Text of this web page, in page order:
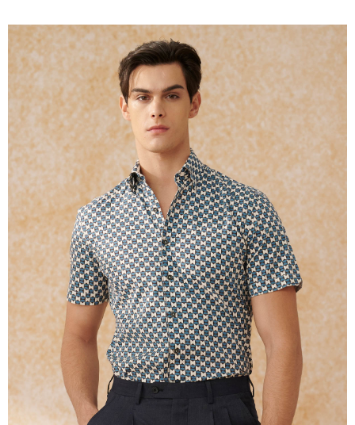
dihantar ke alamat yang ditetapkan.
4. Setelah pesanan disahkan, anda akan menerima SMS pembayaran
manakala ahli aplikasi akan menerima pemberitahuan tolak aplikasi
AFTEE.
5. Tiada bayaran diperlukan apabila anda menerima produk. Sila buat
pembayaran di empat kedai serbaneka utama, ATM atau perbankan
dalam talian dengan SMS pembayaran atau pemberitahuan tolak aplikasi
Sila ambil perhatian bahawa tempoh pembayaran adalah 14 hari. Walau
bagaimanapun, bagi mereka yang telah memuat turun Aplikasi AFTEE
dan mendaftar sebagai ahli AFTEE boleh menikmati tempoh pembayaran
sehingga 45 hari.
Tempoh pembayaran dikira dari masa kedai meminta pembayaran anda,
ditambah dengan bilangan hari yang boleh dilanjutkan oleh AFTEE. Anda
boleh melanjutkan tempoh pembayaran anda sebelum anda menerima
pesanan. Walau bagaimanapun, tiada jaminan bahawa anda boleh
menerima pesanan anda semasa tempoh pembayaran (cth.: produk
prapesanan atau produk yang mungkin mengambil masa yang lebih
lama untuk dihantar). Oleh itu, anda dikehendaki membuat pembayaran
kepada AFTEE dalam tempoh sama ada anda menerima pesanan.
Kedua, Sekatan Pembayaran
1. Jumlah yang diperakui untuk pengguna kali pertama boleh sehingga
NT$10,000. Amaun diperakui sebenar yang diluluskan akan berdasarkan
keputusan pensijilan dan semakan oleh AFTEE.
2. Amaun perbelanjaan minimum mestilah lebih besar daripada NT$20.
新竹物流宅配
NT$120/pesanan | Penghantaran percuma untuk pesanan
NT$3,000 atau lebih
新竹物流離島宅配
NT$350/pesanan | Penghantaran percuma untuk pesanan
NT$3,500 atau lebih
LINEX 宇迅國際 Kadar Penghantaran